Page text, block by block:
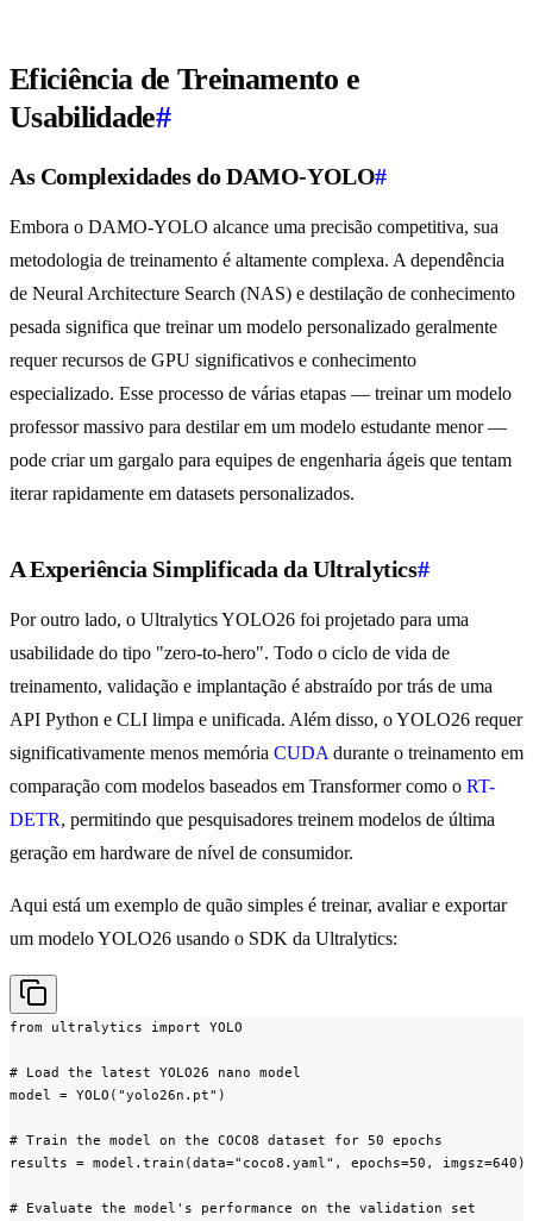
Eficiência de Treinamento e
Usabilidade#
As Complexidades do DAMO-YOLO#
Embora o DAMO-YOLO alcance uma precisão competitiva, sua
metodologia de treinamento é altamente complexa. A dependência
de Neural Architecture Search (NAS) e destilação de conhecimento
pesada significa que treinar um modelo personalizado geralmente
requer recursos de GPU significativos e conhecimento
especializado. Esse processo de várias etapas — treinar um modelo
professor massivo para destilar em um modelo estudante menor —
pode criar um gargalo para equipes de engenharia ágeis que tentam
iterar rapidamente em datasets personalizados.
A Experiência Simplificada da Ultralytics#
Por outro lado, o Ultralytics YOLO26 foi projetado para uma
usabilidade do tipo "zero-to-hero". Todo o ciclo de vida de
treinamento, validação e implantação é abstraído por trás de uma
API Python e CLI limpa e unificada. Além disso, o YOLO26 requer
significativamente menos memória CUDA durante o treinamento em
comparação com modelos baseados em Transformer como o RT-
DETR, permitindo que pesquisadores treinem modelos de última
geração em hardware de nível de consumidor.
Aqui está um exemplo de quão simples é treinar, avaliar e exportar
um modelo YOLO26 usando o SDK da Ultralytics:
from ultralytics import YOLO
# Load the latest YOLO26 nano model
model = YOLO("yolo26n.pt")
# Train the model on the COCO8 dataset for 50 epochs
results = model.train(data="coco8.yaml", epochs=50, imgsz=640)
# Evaluate the model's performance on the validation set